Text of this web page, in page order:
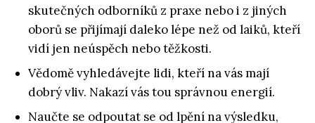
skutečných odborníků z praxe nebo i z jiných
oborů se přijímají daleko lépe než od laiků, kteří
vidí jen neúspěch nebo těžkosti.
Vědomě vyhledávejte lidi, kteří na vás mají
dobrý vliv. Nakazí vás tou správnou energií.
Naučte se odpoutat se od lpění na výsledku,